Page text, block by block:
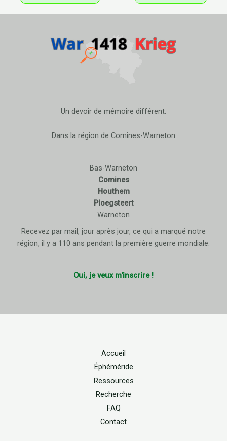
Un devoir de mémoire différent.
Dans la région de Comines-Warneton
Bas-Warneton
Comines
Houthem
Ploegsteert
Warneton
Recevez par mail, jour après jour, ce qui a marqué notre
région, il y a 110 ans pendant la première guerre mondiale.
Oui, je veux m'inscrire !
Accueil
Éphéméride
Ressources
Recherche
FAQ
Contact